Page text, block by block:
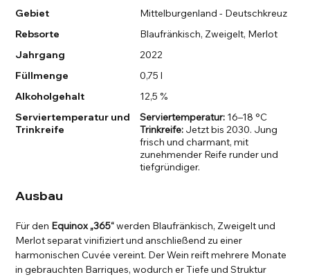
Gebiet
Mittelburgenland - Deutschkreuz
Rebsorte
Blaufränkisch, Zweigelt, Merlot
Jahrgang
2022
Füllmenge
0,75 l
Alkoholgehalt
12,5 %
Serviertemperatur und
Trinkreife
Serviertemperatur:16–18 °C
Trinkreife:Jetzt bis 2030. Jung
frisch und charmant, mit
zunehmender Reife runder und
tiefgründiger.
Ausbau
Für den Equinox „365“werden Blaufränkisch, Zweigelt und
Merlot separat vinifiziert und anschließend zu einer
harmonischen Cuvée vereint. Der Wein reift mehrere Monate
in gebrauchten Barriques, wodurch er Tiefe und Struktur